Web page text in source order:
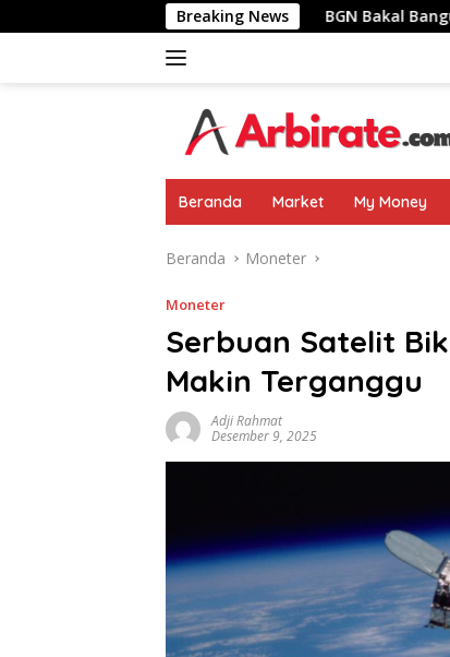
ke
Breaking News
BGN Bakal Bangun Dapur MBG
Beranda Market My Money
Beranda Moneter
Moneter
Serbuan Satelit
Makin Terganggu
Adji Rahmat
Desember 9, 2025